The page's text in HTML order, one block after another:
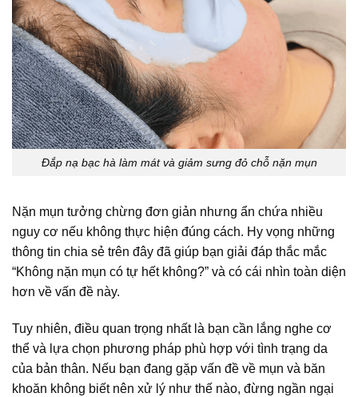
Đắp nạ bạc hà làm mát và giảm sưng đỏ chỗ nặn mụn
Nặn mụn tưởng chừng đơn giản nhưng ẩn chứa nhiều
nguy cơ nếu không thực hiện đúng cách. Hy vọng những
thông tin chia sẻ trên đây đã giúp bạn giải đáp thắc mắc
“Không nặn mụn có tự hết không?” và có cái nhìn toàn diện
hơn về vấn đề này.
Tuy nhiên, điều quan trọng nhất là bạn cần lắng nghe cơ
thể và lựa chọn phương pháp phù hợp với tình trạng da
của bản thân. Nếu bạn đang gặp vấn đề về mụn và băn
khoăn không biết nên xử lý như thế nào, đừng ngần ngại